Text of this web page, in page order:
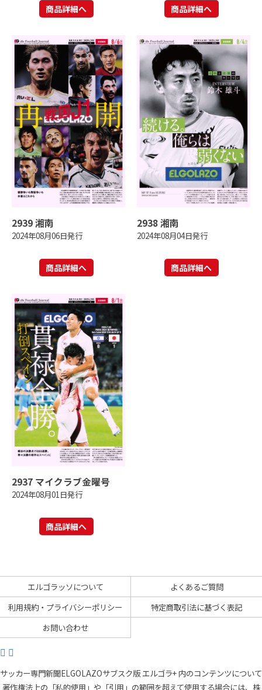
商品詳細へ 商品詳細へ
2939 湘南
2024年08月06日発行
商品詳細へ
2938 湘南
2024年08月04日発行
商品詳細へ
2937 マイクラブ金曜号
2024年08月01日発行
商品詳細へ
エルゴラッソについて
よくあるご質問
利用規約・プライバシーポリシー
特定商取引法に基づく表記
お問い合わせ
サッカー専門新聞ELGOLAZOサブスク版 エルゴラ+ 内のコンテンツについて
著作権法上の「私的使用」や「引用」の範囲を超えて使用する場合には、株